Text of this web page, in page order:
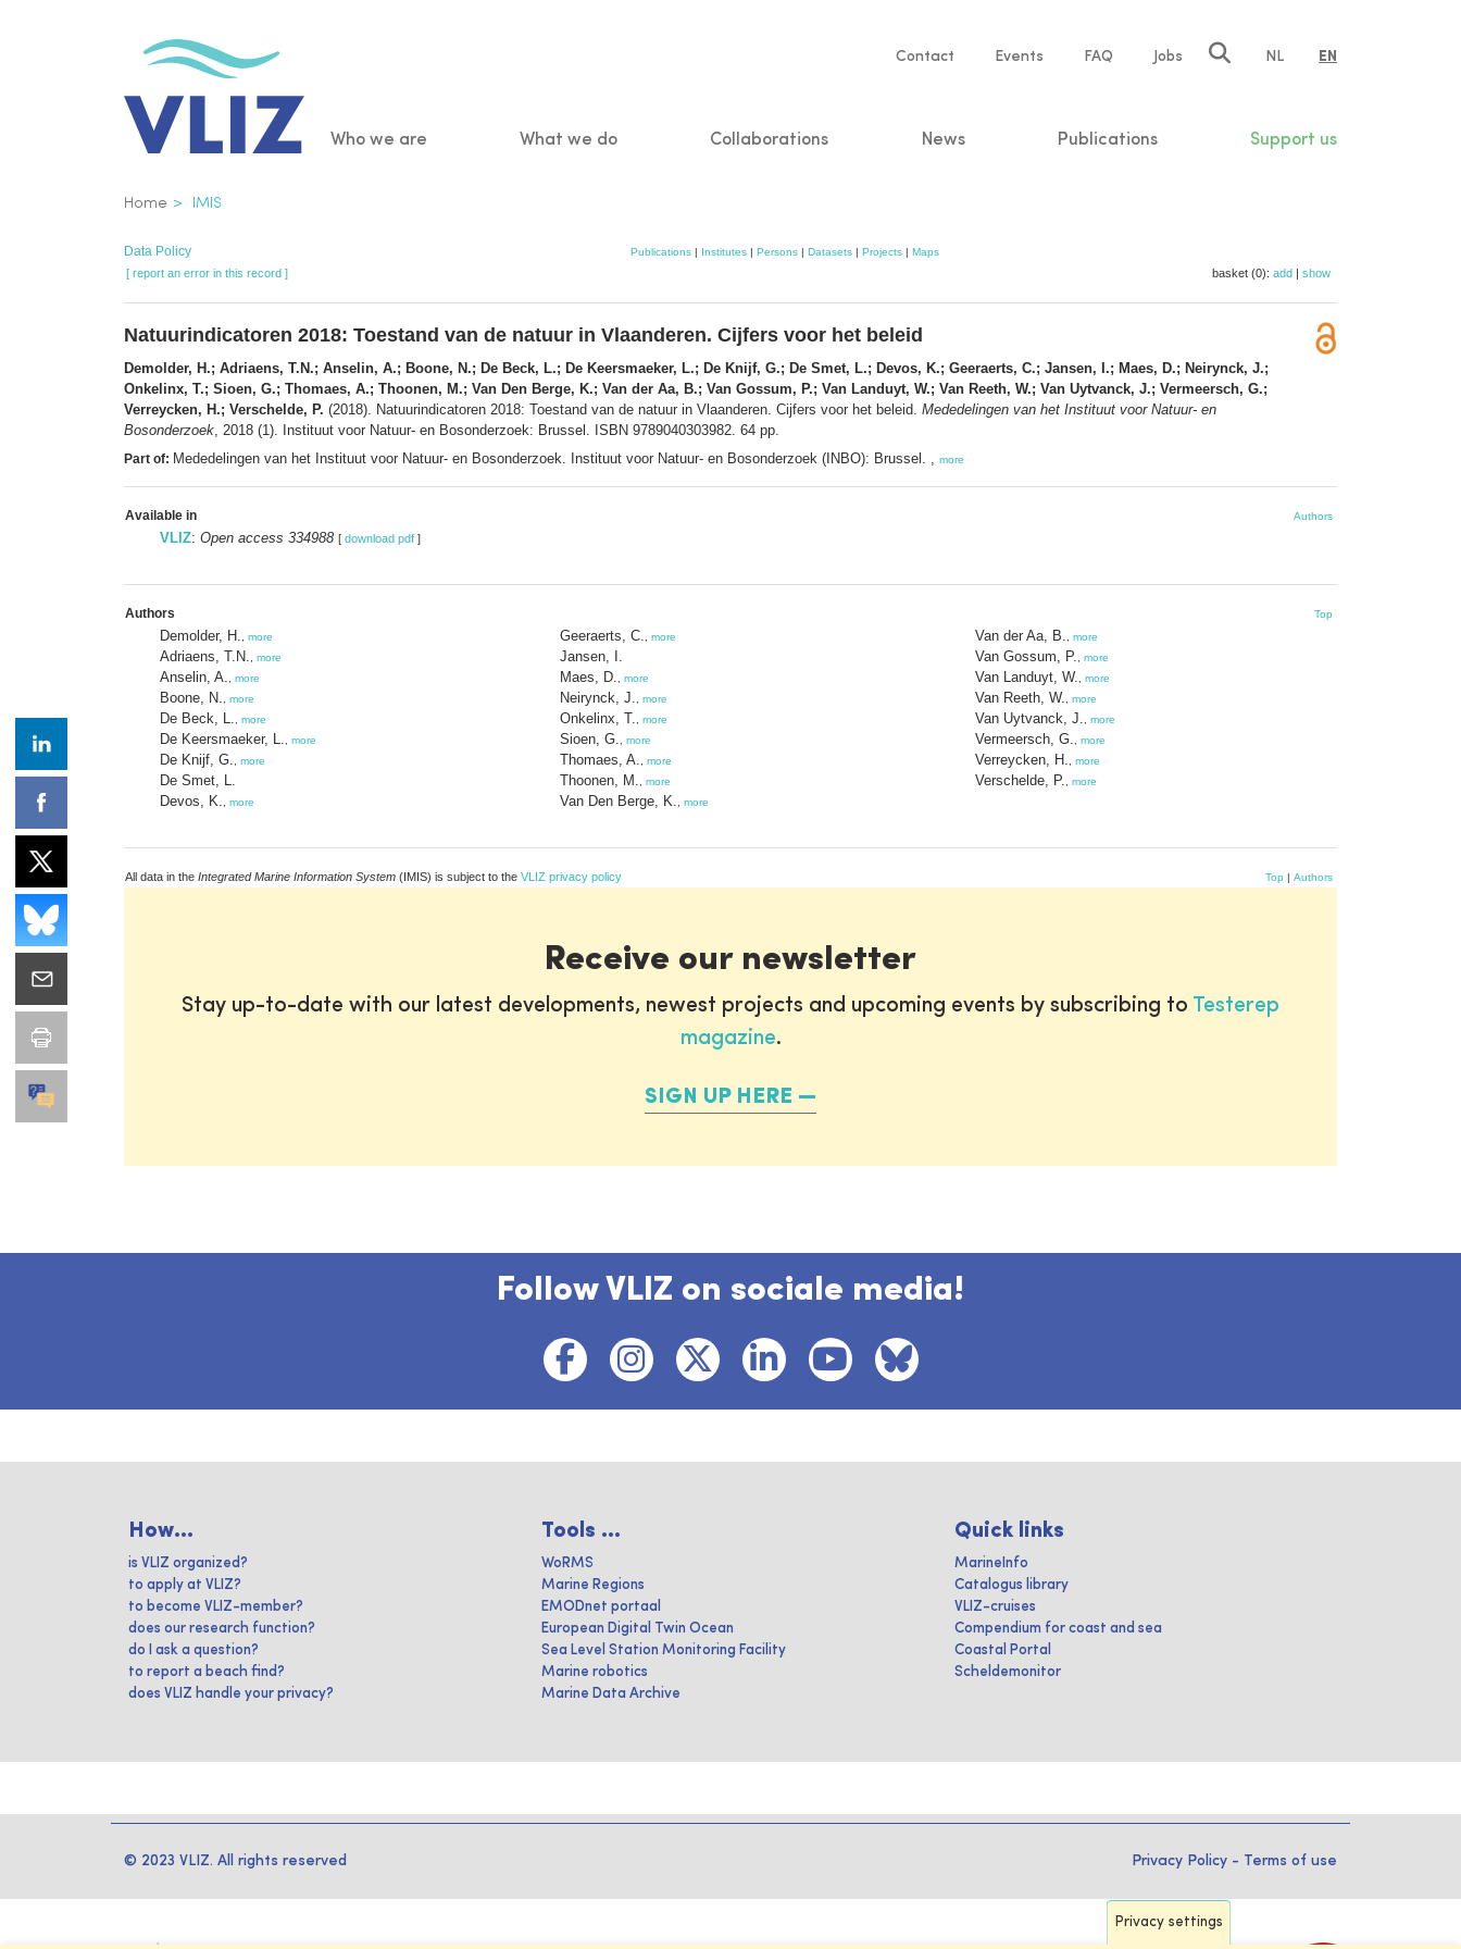
Service
Contact Events FAQ Jobs NL EN
Main
Who we are What we do Collaborations News Publications Support us
Breadcrumb
Home IMIS
Data Policy Publications | Institutes | Persons | Datasets | Projects | Maps
[ report an error in this record ] basket (0): add | show
Natuurindicatoren 2018: Toestand van de natuur in Vlaanderen. Cijfers voor het beleid
Demolder, H.; Adriaens, T.N.; Anselin, A.; Boone, N.; De Beck, L.; De Keersmaeker, L.; De Knijf, G.; De Smet, L.; Devos, K.; Geeraerts, C.; Jansen, I.; Maes, D.; Neirynck, J.;
Onkelinx, T.; Sioen, G.; Thomaes, A.; Thoonen, M.; Van Den Berge, K.; Van der Aa, B.; Van Gossum, P.; Van Landuyt, W.; Van Reeth, W.; Van Uytvanck, J.; Vermeersch, G.;
Verreycken, H.; Verschelde, P. (2018). Natuurindicatoren 2018: Toestand van de natuur in Vlaanderen. Cijfers voor het beleid. Mededelingen van het Instituut voor Natuur- en
Bosonderzoek , 2018 (1). Instituut voor Natuur- en Bosonderzoek: Brussel. ISBN 9789040303982. 64 pp.
Part of: Mededelingen van het Instituut voor Natuur- en Bosonderzoek. Instituut voor Natuur- en Bosonderzoek (INBO): Brussel. , more
Available in Authors
VLIZ: Open access 334988 [ download pdf ]
Authors Top
Demolder, H. more
Adriaens, T.N. more
Anselin, A. more
Boone, N. more
De Beck, L. more
De Keersmaeker, L. more
De Knijf, G. more
De Smet, L.
Devos, K.
more
Geeraerts, C. more
Jansen, I.
Maes, D.
more
Neirynck, J. more
Onkelinx, T. more
Sioen, G. more
Thomaes, A. more
Thoonen, M. more
Van Den Berge, K. more
Van der Aa, B. more
Van Gossum, P. more
Van Landuyt, W. more
Van Reeth, W. more
Van Uytvanck, J. more
Vermeersch, G. more
Verreycken, H. more
Verschelde, P. more
All data in the Integrated Marine Information System (IMIS) is subject to the VLIZ privacy policy Top | Authors
Receive our newsletter
Stay up-to-date with our latest developments, newest projects and upcoming events by subscribing to Testerep
magazine.
SIGN UP HERE
Follow VLIZ on sociale media!
How...
is VLIZ organized?
to apply at VLIZ?
to become VLIZ-member?
does our research function?
do I ask a question?
to report a beach find?
does VLIZ handle your privacy?
Tools ...
WoRMS
Marine Regions
EMODnet portaal
European Digital Twin Ocean
Sea Level Station Monitoring Facility
Marine robotics
Marine Data Archive
Quick links
MarineInfo
Catalogus library
VLIZ-cruises
Compendium for coast and sea
Coastal Portal
Scheldemonitor
© 2023 VLIZ. All rights reserved Privacy Policy - Terms of use
Privacy settings